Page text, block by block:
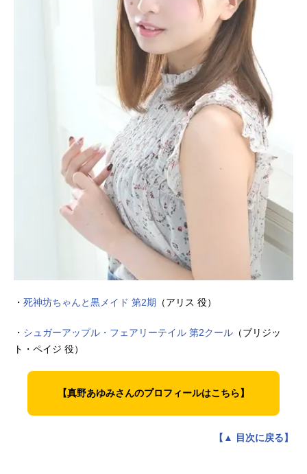
・ 死神坊ちゃんと黒メイド 第2期 （アリス 役）
・ シュガーアップル・フェアリーテイル 第2クール （ブリジッ
ト・ペイジ 役）
【真野あゆみさんのプロフィールはこちら】
【▲ 目次に戻る】